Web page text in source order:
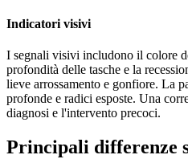
Indicatori visivi
I segnali visivi includono il colore
profondità delle tasche e la
lieve arrossamento e gonfiore. La
profonde e radici esposte. Una
diagnosi e l'intervento precoci.
Principali differenze